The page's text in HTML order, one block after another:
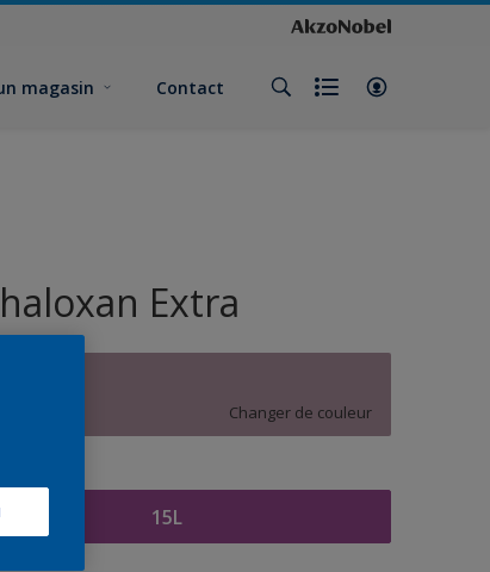
magasin Contact
Extra
Changer de couleur
15L